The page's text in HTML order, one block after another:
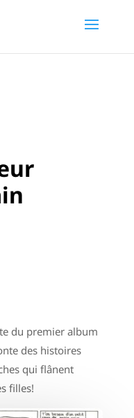
du premier album
des histoires
qui flânent
filles!